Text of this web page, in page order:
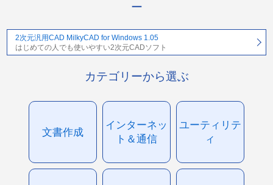
ー
2次元汎用CAD MilkyCAD for Windows 1.05
はじめての人でも使いやすい2次元CADソフト
カテゴリーから選ぶ
文書作成
インターネッ
ト＆通信
ユーティリテ
ィ